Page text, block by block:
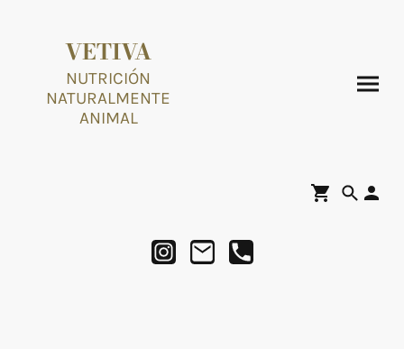
VETIVA
NUTRICIÓN
NATURALMENTE
ANIMAL